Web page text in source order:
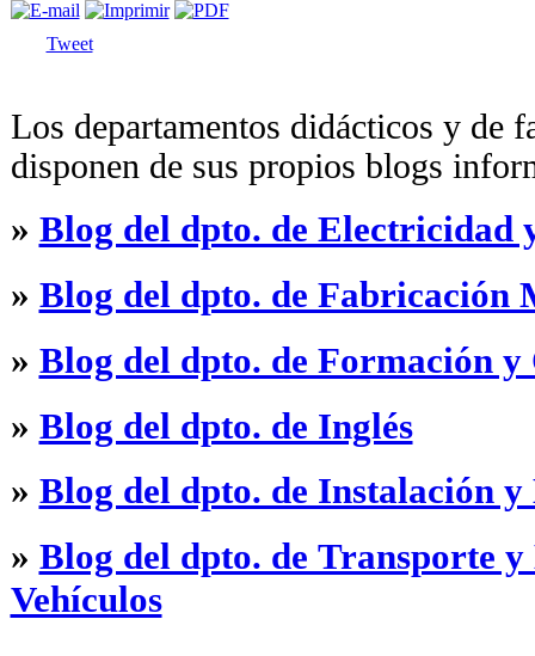
Tweet
Los departamentos didácticos y de
disponen de sus propios blogs
» Blog del dpto. de Electricidad
» Blog del dpto. de Fabricación
» Blog del dpto. de Formación
» Blog del dpto. de Inglés
» Blog del dpto. de Instalación
» Blog del dpto. de Transporte
Vehículos